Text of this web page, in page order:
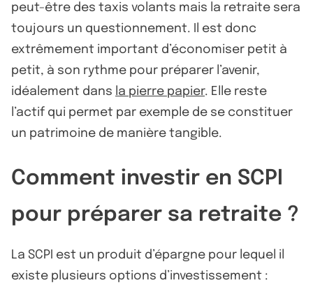
peut-être des taxis volants mais la retraite sera
toujours un questionnement. Il est donc
extrêmement important d’économiser petit à
petit, à son rythme pour préparer l’avenir,
idéalement dans la pierre papier. Elle reste
l’actif qui permet par exemple de se constituer
un patrimoine de manière tangible.
Comment investir en SCPI
pour préparer sa retraite ?
La SCPI est un produit d’épargne pour lequel il
existe plusieurs options d’investissement :